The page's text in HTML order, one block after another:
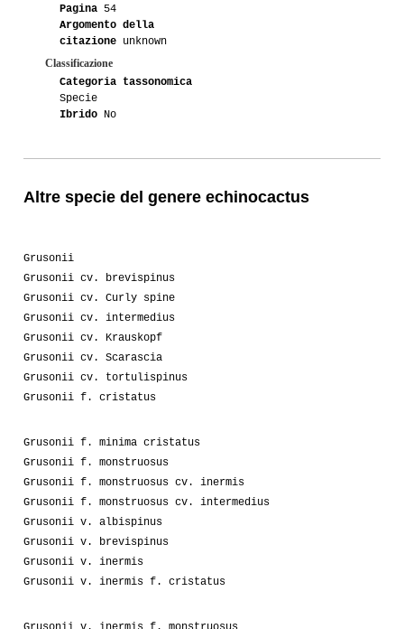
Pagina 54
Argomento della
citazione unknown
Classificazione
Categoria tassonomica
Specie
Ibrido No
Altre specie del genere echinocactus
Grusonii
Grusonii cv. brevispinus
Grusonii cv. Curly spine
Grusonii cv. intermedius
Grusonii cv. Krauskopf
Grusonii cv. Scarascia
Grusonii cv. tortulispinus
Grusonii f. cristatus
Grusonii f. minima cristatus
Grusonii f. monstruosus
Grusonii f. monstruosus cv. inermis
Grusonii f. monstruosus cv. intermedius
Grusonii v. albispinus
Grusonii v. brevispinus
Grusonii v. inermis
Grusonii v. inermis f. cristatus